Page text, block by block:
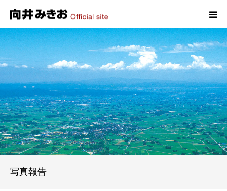
写真報告
HOME
プロフィール
政策
活動報告